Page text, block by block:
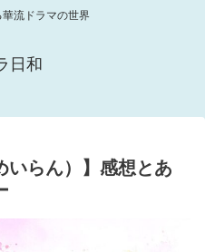
流ドラマの世界
日和
いらん）】感想とあ